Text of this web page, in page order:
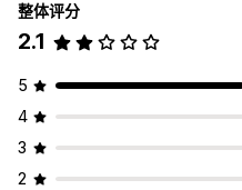
整体评分
2.1
5
4
3
2